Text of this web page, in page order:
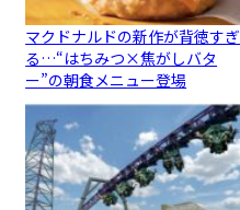
マクドナルドの新作が背徳すぎ
る…“はちみつ×焦がしバタ
ー”の朝食メニュー登場